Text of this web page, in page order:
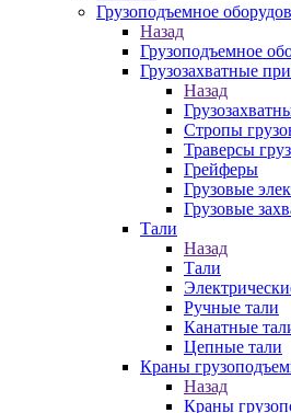
Грузоподъемное
Назад
Грузоподъемное
Грузозахватные
Назад
Стропы
Траверсы
Грейферы
Грузовые
Грузовые
Тали
Назад
Тали
Ручные тали
Канатные
Цепные тали
Краны
Назад
Краны